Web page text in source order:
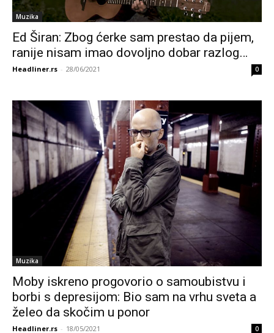
Muzika
Ed Širan: Zbog ćerke sam prestao da pijem,
ranije nisam imao dovoljno dobar razlog…
Headliner.rs - 28/06/2021 0
Muzika
Moby iskreno progovorio o samoubistvu i
borbi s depresijom: Bio sam na vrhu sveta a
želeo da skočim u ponor
Headliner.rs - 18/05/2021 0